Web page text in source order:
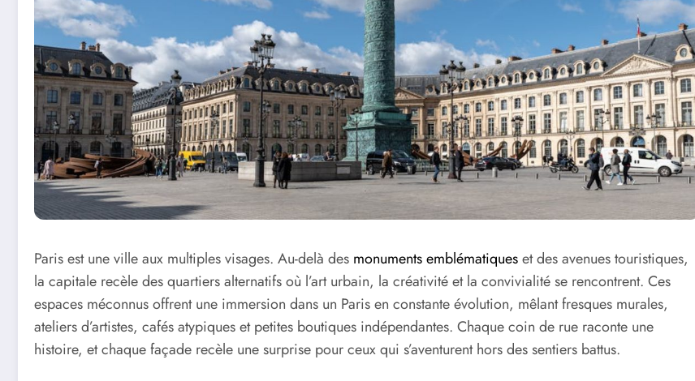
Paris est une ville aux multiples visages. Au-delà des monuments emblématiqueset des avenues touristiques,
la capitale recèle des quartiers alternatifs où l’art urbain, la créativité et la convivialité se rencontrent. Ces
espaces méconnus offrent une immersion dans un Paris en constante évolution, mêlant fresques murales,
ateliers d’artistes, cafés atypiques et petites boutiques indépendantes. Chaque coin de rue raconte une
histoire, et chaque façade recèle une surprise pour ceux qui s’aventurent hors des sentiers battus.